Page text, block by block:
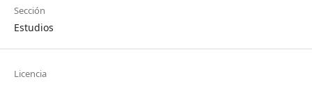
Sección
Estudios
Licencia